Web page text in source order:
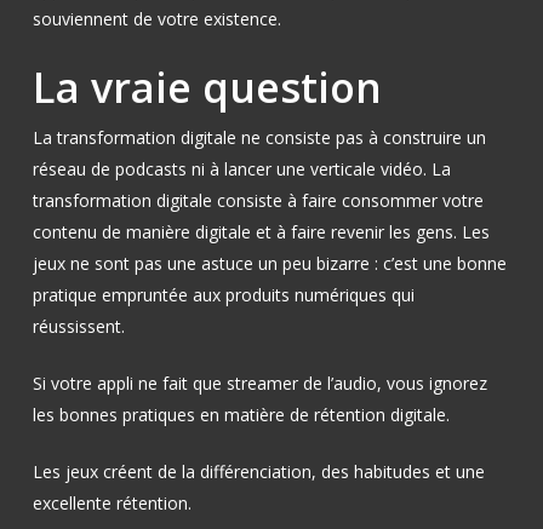
souviennent de votre existence.
La vraie question
La transformation digitale ne consiste pas à construire un
réseau de podcasts ni à lancer une verticale vidéo. La
transformation digitale consiste à faire consommer votre
contenu de manière digitale et à faire revenir les gens. Les
jeux ne sont pas une astuce un peu bizarre : c’est une bonne
pratique empruntée aux produits numériques qui
réussissent.
Si votre appli ne fait que streamer de l’audio, vous ignorez
les bonnes pratiques en matière de rétention digitale.
Les jeux créent de la différenciation, des habitudes et une
excellente rétention.